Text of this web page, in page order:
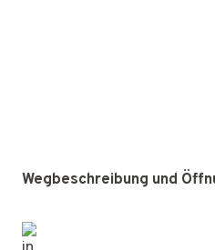
Wegbeschreibung und